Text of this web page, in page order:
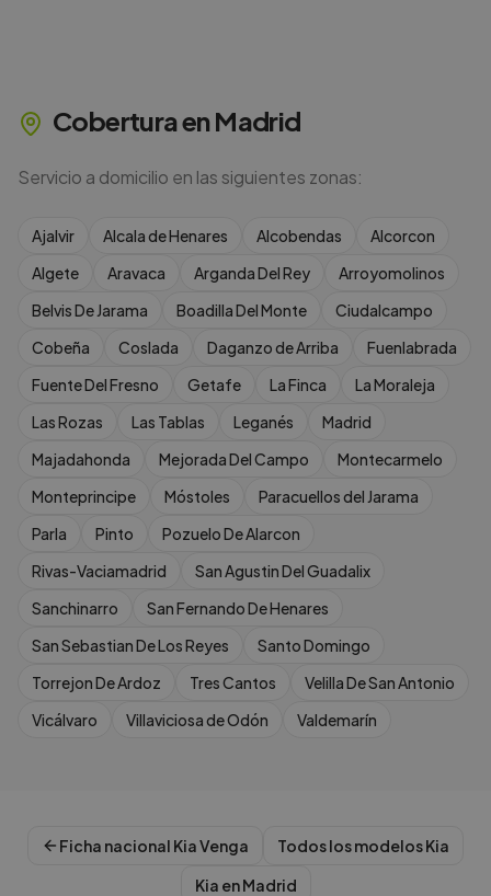
Cobertura enMadrid
Servicio a domicilio en las siguientes zonas:
Ajalvir Alcala de Henares Alcobendas
Alcorcon
Algete
Aravaca Arganda Del Rey
Arroyomolinos
Belvis De Jarama
Boadilla Del Monte
Ciudalcampo
Cobeña
Coslada Daganzo de Arriba
Fuenlabrada
Fuente Del Fresno
Getafe La Finca
La Moraleja
Las Rozas
Las Tablas Leganés
Madrid
Majadahonda
Mejorada Del Campo
Montecarmelo
Monteprincipe
Móstoles
Paracuellos del Jarama
Parla
Pinto
Pozuelo De Alarcon
Rivas-Vaciamadrid
San Agustin Del Guadalix
Sanchinarro
San Fernando De Henares
San Sebastian De Los Reyes
Santo Domingo
Torrejon De Ardoz
Tres Cantos
Velilla De San Antonio
Vicálvaro
Villaviciosa de Odón Valdemarín
Ficha nacional KiaVenga Todos los modelosKia
Kia enMadrid